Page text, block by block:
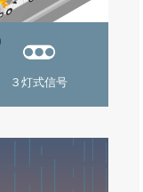
３灯式信号